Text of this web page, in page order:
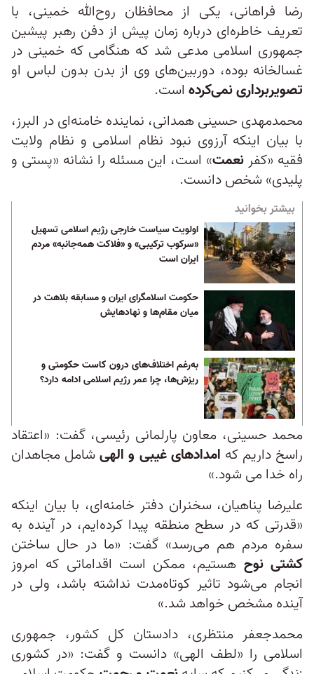
رضا فراهانی، یکی از محافظان روح‌الله خمینی، با
تعریف خاطره‌ای درباره زمان پیش از دفن رهبر پیشین
جمهوری اسلامی مدعی شد که هنگامی که خمینی در
غسالخانه بوده، دوربین‌های وی از بدن بدون لباس او
تصویربرداری نمی‌کرده است.
محمدمهدی حسینی همدانی، نماینده خامنه‌ای در البرز،
با بیان اینکه آرزوی نبود نظام اسلامی و نظام ولایت
فقیه «کفر نعمت» است، این مسئله را نشانه «پستی و
پلیدی» شخص دانست.
بیشتر بخوانید
اولویت سیاست خارجی رژیم اسلامی تسهیل
«سرکوب ترکیبی» و «فلاکت همه‌جانبه» مردم
ایران ‏است
حکومت اسلامگرای ایران و مسابقه بلاهت در
میان مقام‌ها و نهادهایش
به‌رغم اختلاف‌های درون کاست حکومتی و
ریزش‌ها، چرا عمر رژیم اسلامی ادامه دارد؟
محمد حسینی، معاون پارلمانی رئیسی، گفت: «اعتقاد
راسخ داریم که امدادهای غیبی و الهیشامل مجاهدان
راه خدا می شود.»
علیرضا پناهیان، سخنران دفتر خامنه‌ای، با بیان اینکه
«قدرتی که در سطح منطقه پیدا کرده‌ایم، در آینده به
سفره مردم هم می‌رسد» گفت: «ما در حال ساختن
کشتی نوح هستیم، ممکن است اقداماتی که امروز
انجام می‌شود تاثیر کوتاه‌مدت نداشته باشد، ولی در
آینده مشخص خواهد شد.»
محمدجعفر منتظری، دادستان کل کشور، جمهوری
اسلامی را «لطف الهی» دانست و گفت: «در کشوری